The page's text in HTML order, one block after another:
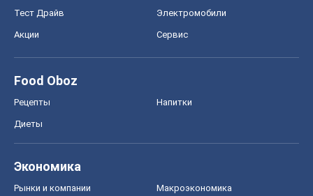
Тест Драйв Электромобили
Акции Сервис
Food Oboz
Рецепты Напитки
Диеты
Экономика
Рынки и компании Mакроэкономика